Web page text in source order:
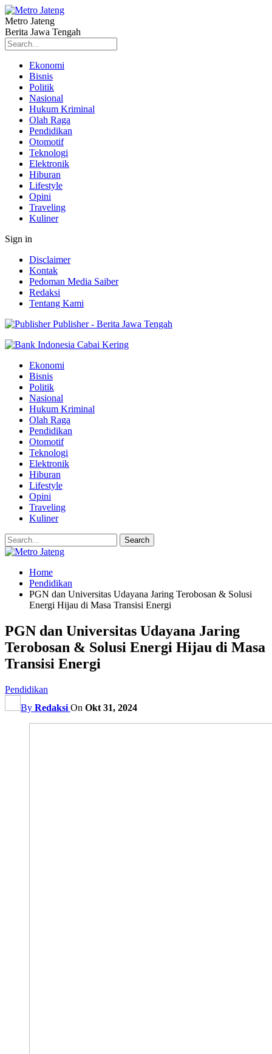
Metro Jateng
Berita Jawa Tengah
Ekonomi
Bisnis
Politik
Nasional
Hukum Kriminal
Olah Raga
Pendidikan
Otomotif
Teknologi
Elektronik
Hiburan
Lifestyle
Opini
Traveling
Kuliner
Sign in
Disclaimer
Kontak
Pedoman Media Saiber
Redaksi
Tentang Kami
Publisher - Berita Jawa Tengah
Ekonomi
Bisnis
Politik
Nasional
Hukum Kriminal
Olah Raga
Pendidikan
Otomotif
Teknologi
Elektronik
Hiburan
Lifestyle
Opini
Traveling
Kuliner
Home
Pendidikan
PGN dan Universitas Udayana Jaring Terobosan & Solusi
Energi Hijau di Masa Transisi Energi
PGN dan Universitas Udayana Jaring
Terobosan & Solusi Energi Hijau di Masa
Transisi Energi
Pendidikan
By Redaksi On Okt 31, 2024